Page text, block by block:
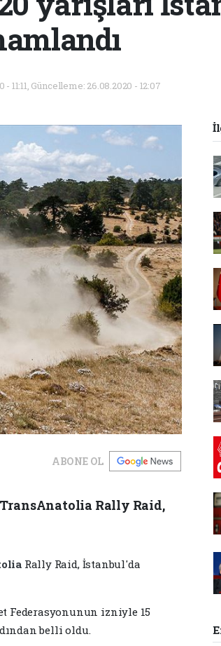
- 11:11, Güncelleme: 26.08.2020 - 12:07
ABONE OL
Rally Raid,
Rally Raid, İstanbul'da
Federasyonunun izniyle 15
belli oldu.